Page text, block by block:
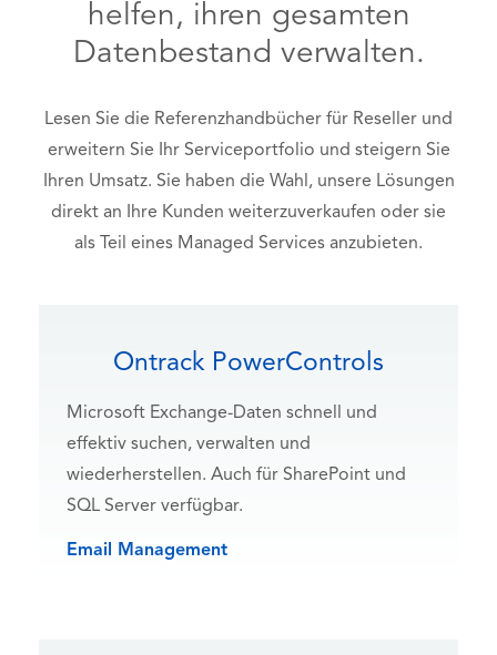
helfen, ihren gesamten
Datenbestand verwalten.
Lesen Sie die Referenzhandbücher für Reseller und
erweitern Sie Ihr Serviceportfolio und steigern Sie
Ihren Umsatz. Sie haben die Wahl, unsere Lösungen
direkt an Ihre Kunden weiterzuverkaufen oder sie
als Teil eines Managed Services anzubieten.
Ontrack PowerControls
Microsoft Exchange-Daten schnell und
effektiv suchen, verwalten und
wiederherstellen. Auch für SharePoint und
SQL Server verfügbar.
Email Management